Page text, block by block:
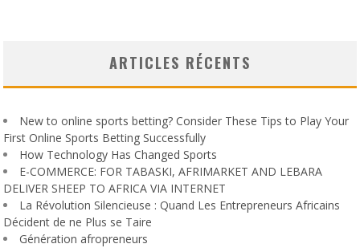
ARTICLES RÉCENTS
New to online sports betting? Consider These Tips to Play Your
First Online Sports Betting Successfully
How Technology Has Changed Sports
E-COMMERCE: FOR TABASKI, AFRIMARKET AND LEBARA
DELIVER SHEEP TO AFRICA VIA INTERNET
La Révolution Silencieuse : Quand Les Entrepreneurs Africains
Décident de ne Plus se Taire
Génération afropreneurs